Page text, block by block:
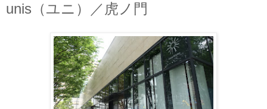
unis（ユニ）／虎ノ門